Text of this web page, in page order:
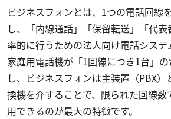
ビジネスフォンとは、1つの電話回線
し、「内線通話」「保留転送」「代
率的に行うための法人向け電話システ
家庭用電話機が「1回線につき1台」
し、ビジネスフォンは主装置（PBX
換機を介することで、限られた回線
用できるのが最大の特徴です。